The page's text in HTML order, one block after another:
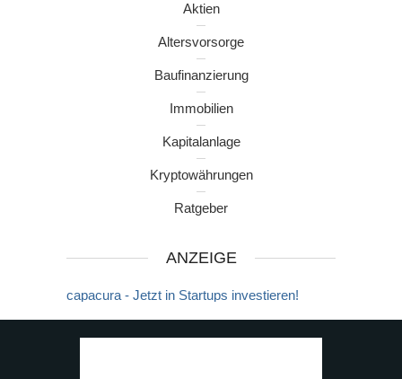
Aktien
Altersvorsorge
Baufinanzierung
Immobilien
Kapitalanlage
Kryptowährungen
Ratgeber
ANZEIGE
capacura - Jetzt in Startups investieren!